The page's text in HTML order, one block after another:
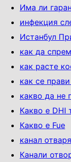
Има ли
инфекция
Истанбул
как да
как расте
как се
какво да не
Какво е DHI
Какво е Fue
канал
Канали